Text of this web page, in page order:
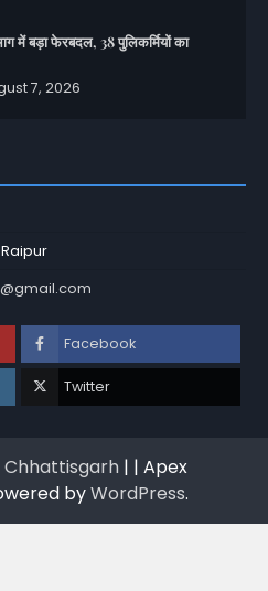
में बड़ा फेरबदल, 38 पुलिकर्मियों का
7, 2026
Facebook
Twitter
Chhattisgarh | | Apex
byWordPress.